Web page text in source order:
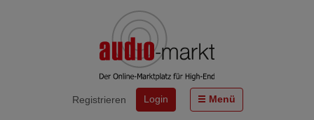
Registrieren Login Menü